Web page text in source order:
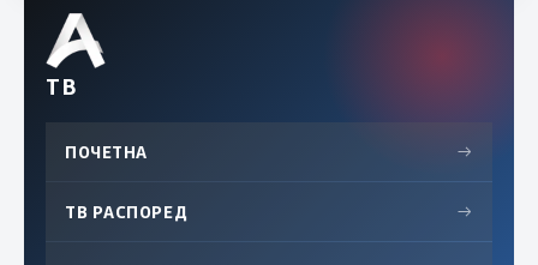
ТВ
ПОЧЕТНА →
ТВ РАСПОРЕД →